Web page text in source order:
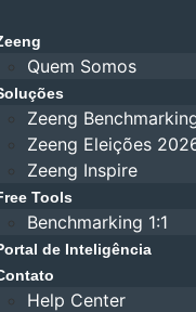
Quem Somos
Zeeng
Zeeng Eleições
Zeeng Inspire
Tools
Benchmarking 1:1
de Inteligência
Help Center